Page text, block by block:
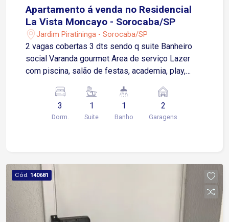
Apartamento á venda no Residencial
La Vista Moncayo - Sorocaba/SP
Jardim Piratininga - Sorocaba/SP
2 vagas cobertas 3 dts sendo q suite Banheiro
social Varanda gourmet Area de serviço Lazer
com piscina, salão de festas, academia, play,
3
Dorm.
1
Suite
1
Banho
2
Garagens
Cód. 140681